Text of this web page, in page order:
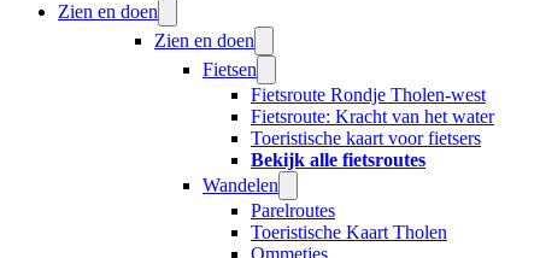
Zien en doen
Zien en doen
Fietsen
Fietsroute Rondje Tholen-west
Fietsroute: Kracht van het water
Toeristische kaart voor fietsers
Bekijk alle fietsroutes
Wandelen
Parelroutes
Toeristische Kaart Tholen
Ommetjes